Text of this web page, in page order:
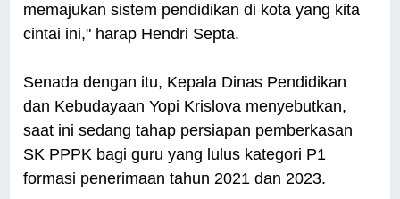
memajukan sistem pendidikan di kota yang kita
cintai ini," harap Hendri Septa.
Senada dengan itu, Kepala Dinas Pendidikan
dan Kebudayaan Yopi Krislova menyebutkan,
saat ini sedang tahap persiapan pemberkasan
SK PPPK bagi guru yang lulus kategori P1
formasi penerimaan tahun 2021 dan 2023.